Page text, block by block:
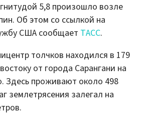
5,8 произошло возле
Об этом со ссылкой на
США сообщает ТАСС.
толчков находился в 179
от города Сарангани на
Здесь проживают около 498
землетрясения залегал на